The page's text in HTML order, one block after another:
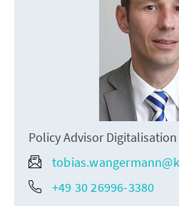
Policy Advisor Digitalisation
+49 30 26996-3380